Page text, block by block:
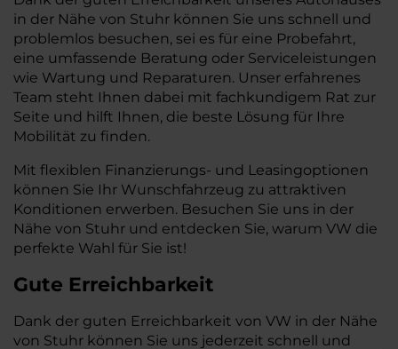
in der Nähe von Stuhr können Sie uns schnell und
problemlos besuchen, sei es für eine Probefahrt,
eine umfassende Beratung oder Serviceleistungen
wie Wartung und Reparaturen. Unser erfahrenes
Team steht Ihnen dabei mit fachkundigem Rat zur
Seite und hilft Ihnen, die beste Lösung für Ihre
Mobilität zu finden.
Mit flexiblen Finanzierungs- und Leasingoptionen
können Sie Ihr Wunschfahrzeug zu attraktiven
Konditionen erwerben. Besuchen Sie uns in der
Nähe von Stuhr und entdecken Sie, warum VW die
perfekte Wahl für Sie ist!
Gute Erreichbarkeit
Dank der guten Erreichbarkeit von VW in der Nähe
von Stuhr können Sie uns jederzeit schnell und